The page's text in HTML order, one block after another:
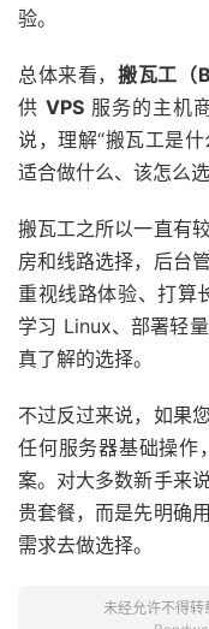
验。
总体来看，搬瓦工（
供VPS 服务的主机
说，理解“搬瓦工是什
适合做什么、该怎么选
搬瓦工之所以一直有
房和线路选择，后台
重视线路体验、打算
学习 Linux、部署轻
真了解的选择。
不过反过来说，如果
任何服务器基础操作
案。对大多数新手来
贵套餐，而是先明确
需求去做选择。
未经允许不得转